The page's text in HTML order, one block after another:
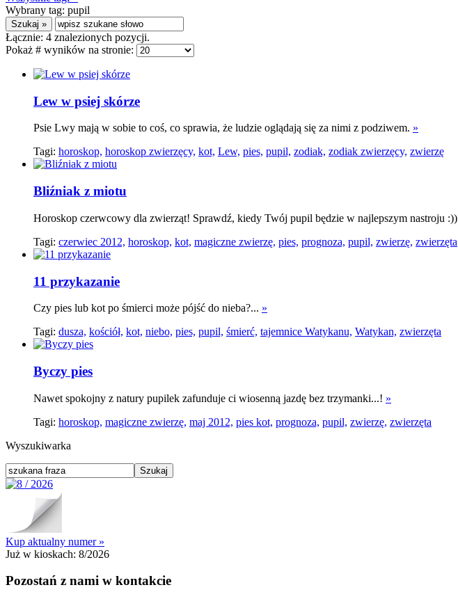
Wybrany tag: pupil
Łącznie: 4 znalezionych pozycji.
Pokaż # wyników na stronie:
Lew w psiej skórze
Psie Lwy mają w sobie to coś, co sprawia, że ludzie oglądają się za nimi z podziwem. »
Tagi: horoskop, horoskop zwierzęcy, kot, Lew, pies, pupil, zodiak, zodiak zwierzęcy, zwierzę
Bliźniak z miotu
Horoskop czerwcowy dla zwierząt! Sprawdź, kiedy Twój pupil będzie w najlepszym nastroju :))
Tagi: czerwiec 2012, horoskop, kot, magiczne zwierzę, pies, prognoza, pupil, zwierzę, zwierzęta
11 przykazanie
Czy pies lub kot po śmierci może pójść do nieba?... »
Tagi: dusza, kościół, kot, niebo, pies, pupil, śmierć, tajemnice Watykanu, Watykan, zwierzęta
Byczy pies
Nawet spokojny z natury pupilek zafunduje ci wiosenną jazdę bez trzymanki...! »
Tagi: horoskop, magiczne zwierzę, maj 2012, pies kot, prognoza, pupil, zwierzę, zwierzęta
Wyszukiwarka
Kup aktualny numer »
Już w kioskach: 8/2026
Pozostań z nami w kontakcie